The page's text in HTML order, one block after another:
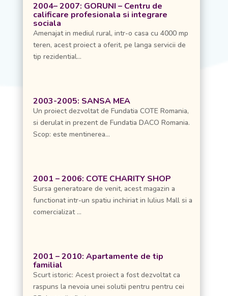
2004– 2007: GORUNI – Centru de
calificare profesionala si integrare
sociala
Amenajat in mediul rural, intr-o casa cu 4000 mp
teren, acest proiect a oferit, pe langa servicii de
tip rezidential...
2003-2005: SANSA MEA
Un proiect dezvoltat de Fundatia COTE Romania,
si derulat in prezent de Fundatia DACO Romania.
Scop: este mentinerea...
2001 – 2006: COTE CHARITY SHOP
Sursa generatoare de venit, acest magazin a
functionat intr-un spatiu inchiriat in Iulius Mall si a
comercializat ...
2001 – 2010: Apartamente de tip
familial
Scurt istoric: Acest proiect a fost dezvoltat ca
raspuns la nevoia unei solutii pentru pentru cei